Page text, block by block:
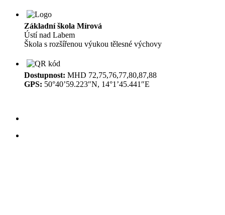
Základní škola Mírová
Ústí nad Labem
Škola s rozšířenou výukou tělesné výchovy
Dostupnost: MHD 72,75,76,77,80,87,88
GPS: 50°40’59.223″N, 14°1’45.441″E